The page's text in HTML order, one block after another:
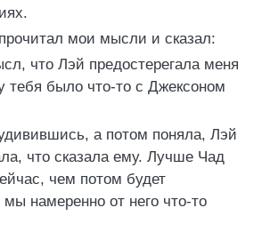
мои мысли и сказал:
что Лэй предостерегала меня
тебя было что-то с Джексоном
а потом поняла, Лэй
что сказала ему. Лучше Чад
чем потом будет
мы намеренно от него что-то